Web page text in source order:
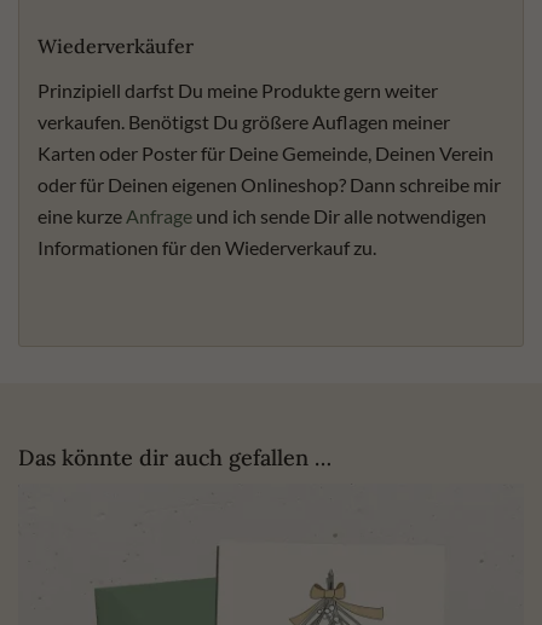
Wiederverkäufer
Prinzipiell darfst Du meine Produkte gern weiter
verkaufen. Benötigst Du größere Auflagen meiner
Karten oder Poster für Deine Gemeinde, Deinen Verein
oder für Deinen eigenen Onlineshop? Dann schreibe mir
eine kurze Anfrage und ich sende Dir alle notwendigen
Informationen für den Wiederverkauf zu.
Das könnte dir auch gefallen …